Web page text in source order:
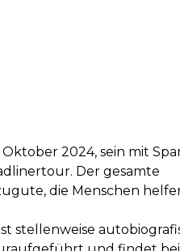
2024, sein mit
Der gesamte
die Menschen
stellenweise